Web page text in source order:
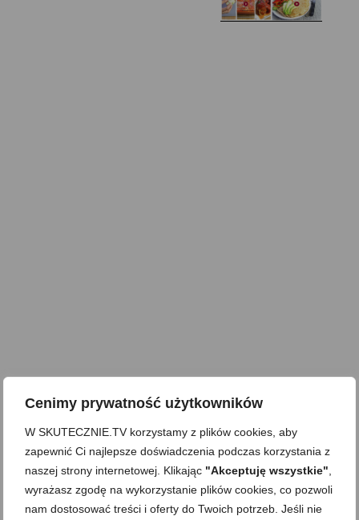
Cenimy prywatność użytkowników
W SKUTECZNIE.TV korzystamy z plików cookies, aby
zapewnić Ci najlepsze doświadczenia podczas korzystania z
naszej strony internetowej. Klikając "Akceptuję wszystkie"
wyrażasz zgodę na wykorzystanie plików cookies, co pozwoli
nam dostosować treści i oferty do Twoich potrzeb. Jeśli nie